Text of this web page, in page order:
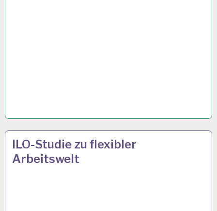
4-
TAGE-
WOCHE…
ILO-Studie zu flexibler
Arbeitswelt
9 JAN. 2023